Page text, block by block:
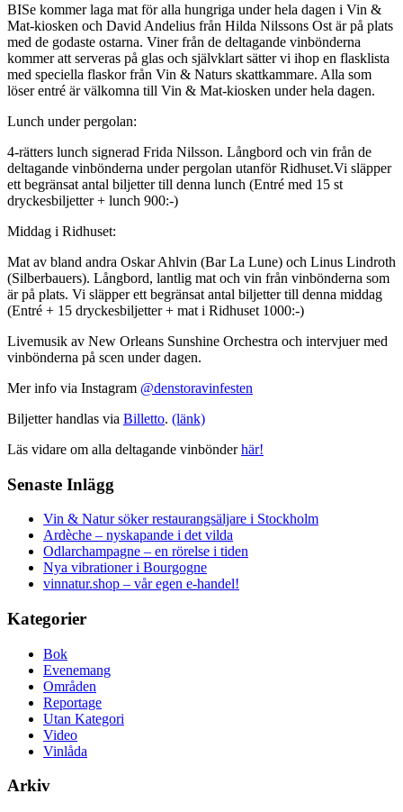
BISe kommer laga mat för alla hungriga under hela dagen i Vin &
Mat-kiosken och David Andelius från Hilda Nilssons Ost är på plats
med de godaste ostarna. Viner från de deltagande vinbönderna
kommer att serveras på glas och självklart sätter vi ihop en flasklista
med speciella flaskor från Vin & Naturs skattkammare. Alla som
löser entré är välkomna till Vin & Mat-kiosken under hela dagen.
Lunch under pergolan:
4-rätters lunch signerad Frida Nilsson. Långbord och vin från de
deltagande vinbönderna under pergolan utanför Ridhuset.Vi släpper
ett begränsat antal biljetter till denna lunch (Entré med 15 st
dryckesbiljetter + lunch 900:-)
Middag i Ridhuset:
Mat av bland andra Oskar Ahlvin (Bar La Lune) och Linus Lindroth
(Silberbauers). Långbord, lantlig mat och vin från vinbönderna som
är på plats. Vi släpper ett begränsat antal biljetter till denna middag
(Entré + 15 dryckesbiljetter + mat i Ridhuset 1000:-)
Livemusik av New Orleans Sunshine Orchestra och intervjuer med
vinbönderna på scen under dagen.
Mer info via Instagram @denstoravinfesten
Biljetter handlas via Billetto. (länk)
Läs vidare om alla deltagande vinbönderhär!
Senaste Inlägg
Vin & Natur söker restaurangsäljare i Stockholm
Ardèche – nyskapande i det vilda
Odlarchampagne – en rörelse i tiden
Nya vibrationer i Bourgogne
vinnatur.shop – vår egen e-handel!
Kategorier
Bok
Evenemang
Områden
Reportage
Utan Kategori
Video
Vinlåda
Arkiv